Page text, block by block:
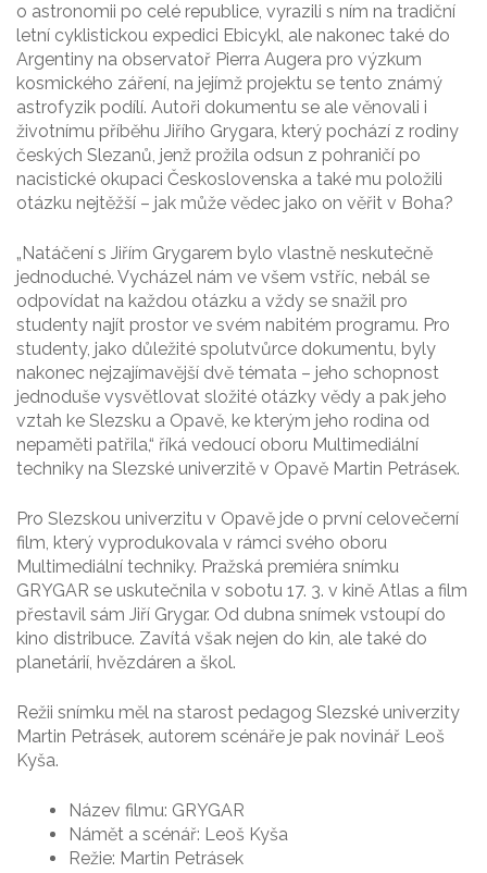
o astronomii po celé republice, vyrazili s ním na tradiční
letní cyklistickou expedici Ebicykl, ale nakonec také do
Argentiny na observatoř Pierra Augera pro výzkum
kosmického záření, na jejímž projektu se tento známý
astrofyzik podílí. Autoři dokumentu se ale věnovali i
životnímu příběhu Jiřího Grygara, který pochází z rodiny
českých Slezanů, jenž prožila odsun z pohraničí po
nacistické okupaci Československa a také mu položili
otázku nejtěžší – jak může vědec jako on věřit v Boha?
„Natáčení s Jiřím Grygarem bylo vlastně neskutečně
jednoduché. Vycházel nám ve všem vstříc, nebál se
odpovídat na každou otázku a vždy se snažil pro
studenty najít prostor ve svém nabitém programu. Pro
studenty, jako důležité spolutvůrce dokumentu, byly
nakonec nejzajímavější dvě témata – jeho schopnost
jednoduše vysvětlovat složité otázky vědy a pak jeho
vztah ke Slezsku a Opavě, ke kterým jeho rodina od
nepaměti patřila,“ říká vedoucí oboru Multimediální
techniky na Slezské univerzitě v Opavě Martin Petrásek.
Pro Slezskou univerzitu v Opavě jde o první celovečerní
film, který vyprodukovala v rámci svého oboru
Multimediální techniky. Pražská premiéra snímku
GRYGAR se uskutečnila v sobotu 17. 3. v kině Atlas a film
přestavil sám Jiří Grygar. Od dubna snímek vstoupí do
kino distribuce. Zavítá však nejen do kin, ale také do
planetárií, hvězdáren a škol.
Režii snímku měl na starost pedagog Slezské univerzity
Martin Petrásek, autorem scénáře je pak novinář Leoš
Kyša.
Název filmu: GRYGAR
Námět a scénář: Leoš Kyša
Režie: Martin Petrásek